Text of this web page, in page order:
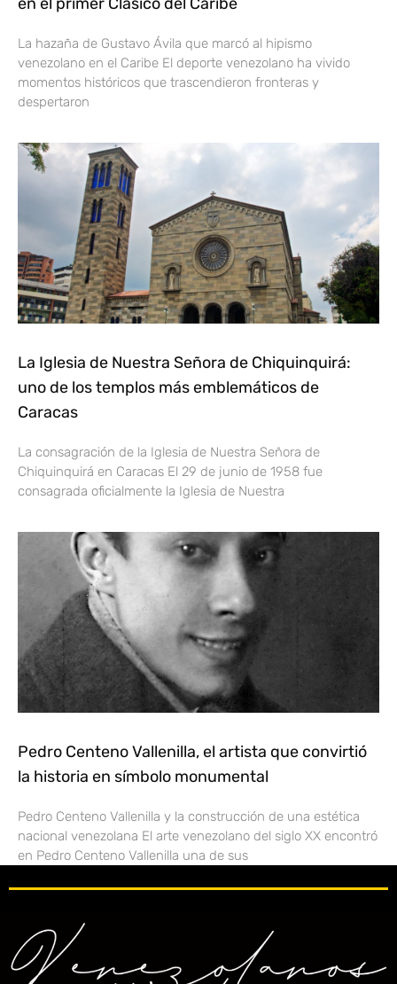
La hazaña de Gustavo Ávila que marcó al hipismo
venezolano en el Caribe El deporte venezolano ha vivido
momentos históricos que trascendieron fronteras y
despertaron
La Iglesia de Nuestra Señora de Chiquinquirá:
uno de los templos más emblemáticos de
Caracas
La consagración de la Iglesia de Nuestra Señora de
Chiquinquirá en Caracas El 29 de junio de 1958 fue
consagrada oficialmente la Iglesia de Nuestra
Pedro Centeno Vallenilla, el artista que convirtió
la historia en símbolo monumental
Pedro Centeno Vallenilla y la construcción de una estética
nacional venezolana El arte venezolano del siglo XX encontró
en Pedro Centeno Vallenilla una de sus